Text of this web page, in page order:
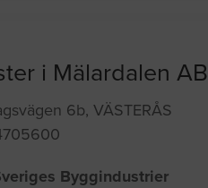
i Mälardalen AB
6b, VÄSTERÅS
Byggindustrier